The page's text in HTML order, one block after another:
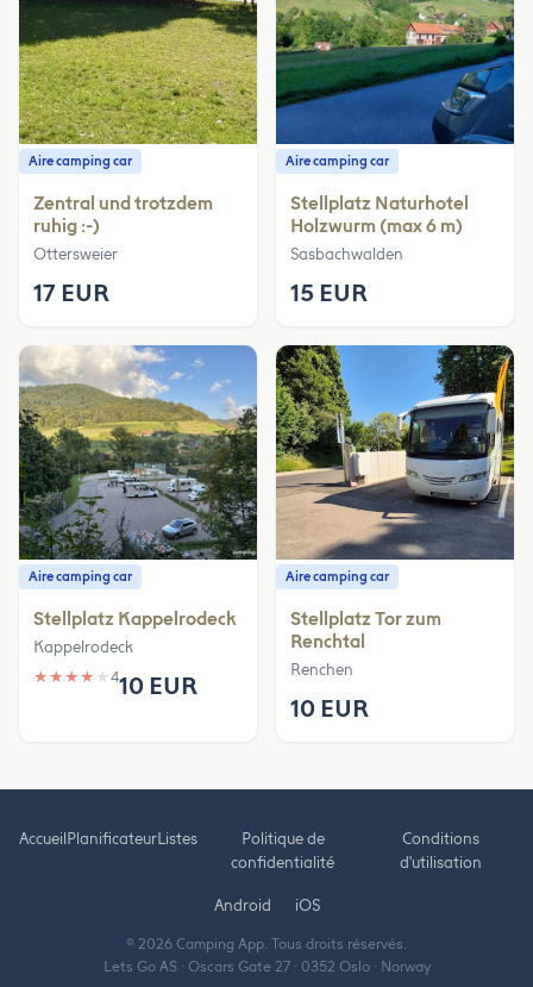
Aire camping car
Zentral und trotzdem
ruhig :-)
Ottersweier
17 EUR
Aire camping car
Stellplatz Naturhotel
Holzwurm (max 6 m)
Sasbachwalden
15 EUR
Aire camping car
Stellplatz Kappelrodeck
Kappelrodeck
★ ★ ★ ★ ★ 410 EUR
Aire camping car
Stellplatz Tor zum
Renchtal
Renchen
10 EUR
AccueilPlanificateurListes
Politique de
confidentialité
Conditions
d'utilisation
Android iOS
© 2026 Camping App. Tous droits réservés.
Lets Go AS · Oscars Gate 27 · 0352 Oslo · Norway